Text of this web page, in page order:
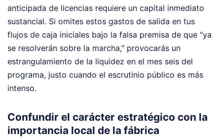
anticipada de licencias requiere un capital inmediato
sustancial. Si omites estos gastos de salida en tus
flujos de caja iniciales bajo la falsa premisa de que "ya
se resolverán sobre la marcha," provocarás un
estrangulamiento de la liquidez en el mes seis del
programa, justo cuando el escrutinio público es más
intenso.
Confundir el carácter estratégico con la
importancia local de la fábrica